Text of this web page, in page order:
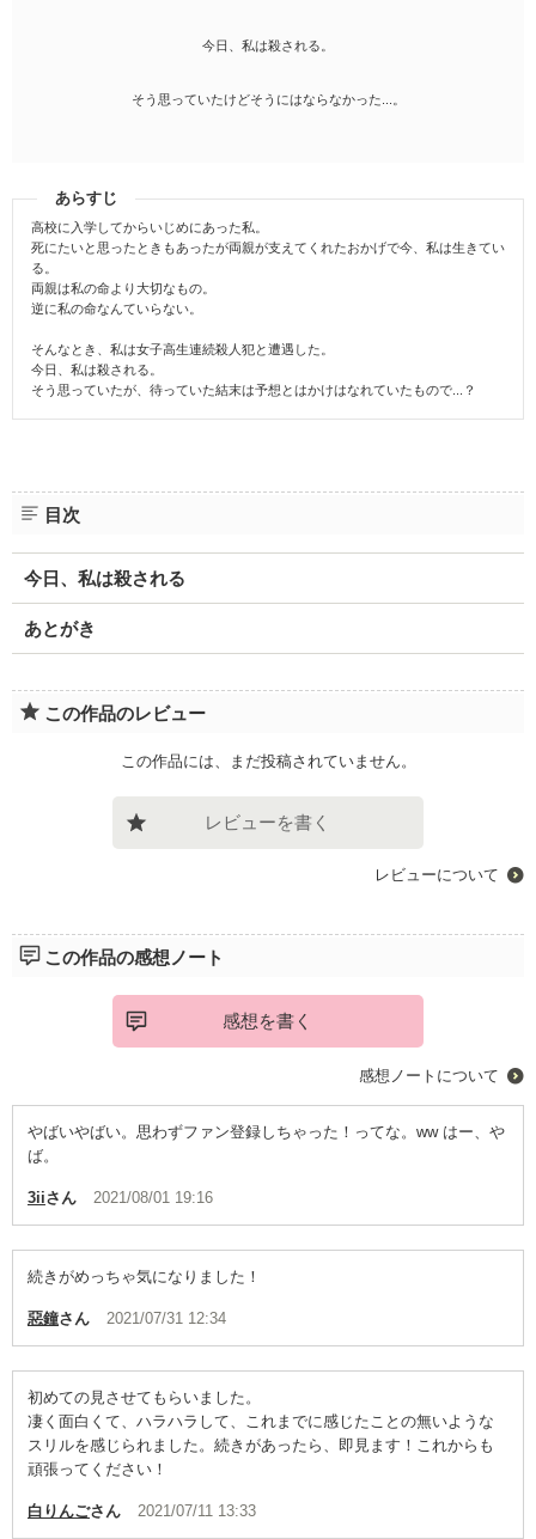
今日、私は殺される。
そう思っていたけどそうにはならなかった...。
あらすじ
高校に入学してからいじめにあった私。
死にたいと思ったときもあったが両親が支えてくれたおかげで今、私は生きてい
る。
両親は私の命より大切なもの。
逆に私の命なんていらない。
そんなとき、私は女子高生連続殺人犯と遭遇した。
今日、私は殺される。
そう思っていたが、待っていた結末は予想とはかけはなれていたもので...？
目次
今日、私は殺される
あとがき
この作品のレビュー
この作品には、まだ投稿されていません。
レビューを書く
レビューについて
この作品の感想ノート
感想を書く
感想ノートについて
やばいやばい。思わずファン登録しちゃった！ってな。ww はー、や
ば。
3iiさん 2021/08/01 19:16
続きがめっちゃ気になりました！
惡鐘さん 2021/07/31 12:34
初めての見させてもらいました。
凄く面白くて、ハラハラして、これまでに感じたことの無いような
スリルを感じられました。続きがあったら、即見ます！これからも
頑張ってください！
白りんごさん 2021/07/11 13:33